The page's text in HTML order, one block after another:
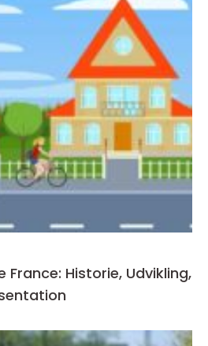
France: Historie, Udvikling,